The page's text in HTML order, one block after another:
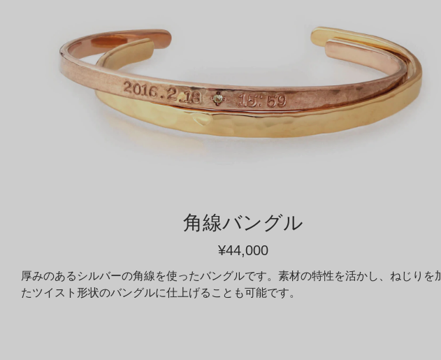
角線バングル
¥44,000
厚みのあるシルバーの角線を使ったバングルです。素材の特性を活かし、ねじりを
たツイスト形状のバングルに仕上げることも可能です。